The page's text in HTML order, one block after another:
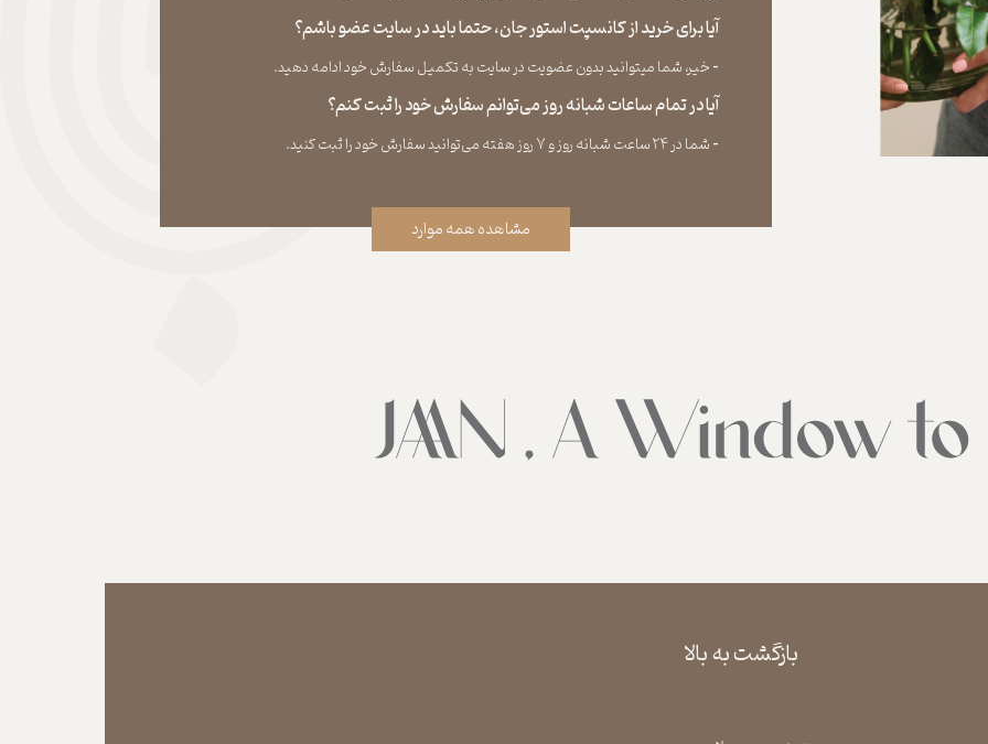
آیا برای خرید از کانسپت استور جان، حتما باید در سایت عضو باشم؟
​​​​​​​- خیر، شما میتوانید بدون عضویت در سایت به تکمیل سفارش خود ادامه دهید.​​​​​​​
آیا در تمام ساعات شبانه روز می‌توانم سفارش خود را ثبت کنم؟
​​​​​​​​​​​​​​- شما در ۲۴ ساعت شبانه روز و ۷ روز هفته می‌‏توانید سفارش خود را ثبت کنید.
مشاهده همه موارد
بازگشت به بالا